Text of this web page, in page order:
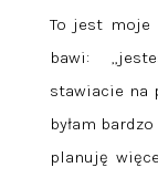
To jest moje
bawi:
stawiacie na
byłam
planuję